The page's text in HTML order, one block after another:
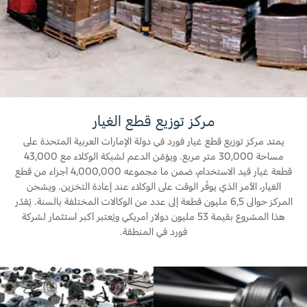
البحرين
العراق
لبنان
سلطنة
عمان
‫المملكة
طلب سعر
البحث عن الوكيل
أسطول فورد
فورد بروتكت
خطة الخدمات الممتدة
خطة الخدمات الممتدة
إصلاح أضرار الحوادث
القسائم والخصومات الخاصة بالصيانة
الإطارات
خدمات فورد
خدمة المحرك
خدمة الفرامل
خدمة البطارية
الضمان والتأمين
مركز توزيع قطع الغيار
يمتد مركز توزيع قطع غيار فورد في دولة الإمارات العربية المتحدة على
مساحة 30,000 متر مربع. ويؤمّن الدعم لشبكة الوكلاء مع 43,000
قطعة غيار قيد الاستخدام، ضمن ما مجموعه 4,000,000 أجزاء من قطع
الغيار، الأمر الذي يوفّر الوقت على الوكلاء عند إعادة التخزين. ويشحن
المركز حوالى 6,5 مليون قطعة إلى عدد من الوكالات المختلفة بالسنة. يُقدّر
هذا المشروع بقيمة 53 مليون دولار أمريكي ويُعتبر أكبر استثمار لشركة
فورد في المنطقة.